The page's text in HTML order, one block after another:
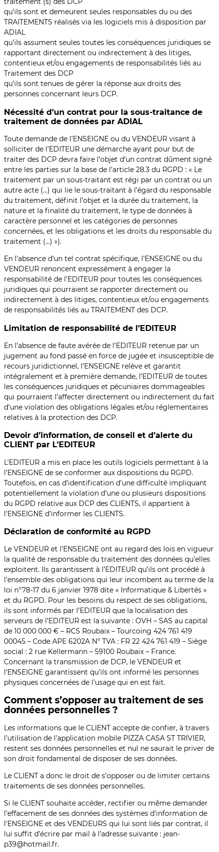
qu’ils sont et demeurent seules responsables du ou des
TRAITEMENTS réalisés via les logiciels mis à disposition par
ADIAL
qu’ils assument seules toutes les conséquences juridiques se
rapportant directement ou indirectement à des litiges,
contentieux et/ou engagements de responsabilités liés au
Traitement des DCP
qu’ils sont tenues de gérer la réponse aux droits des
personnes concernant leurs DCP.
Nécessité d’un contrat pour la sous-traitance de
traitement de données par ADIAL
Toute demande de l’ENSEIGNE ou du VENDEUR visant à
solliciter de l’EDITEUR une démarche ayant pour but de
traiter des DCP devra faire l’objet d’un contrat dûment signé
entre les parties sur la base de l’article 28.3 du RGPD : « Le
traitement par un sous-traitant est régi par un contrat ou un
autre acte (…) qui lie le sous-traitant à l’égard du responsable
du traitement, définit l’objet et la durée du traitement, la
nature et la finalité du traitement, le type de données à
caractère personnel et les catégories de personnes
concernées, et les obligations et les droits du responsable du
traitement (…) »).
En l’absence d’un tel contrat spécifique, l’ENSEIGNE ou du
VENDEUR renoncent expressément à engager la
responsabilité de l’EDITEUR pour toutes les conséquences
juridiques qui pourraient se rapporter directement ou
indirectement à des litiges, contentieux et/ou engagements
de responsabilités liés au TRAITEMENT des DCP.
Limitation de responsabilité de l’EDITEUR
En l’absence de faute avérée de l’EDITEUR retenue par un
jugement au fond passé en force de jugée et insusceptible de
recours juridictionnel, l’ENSEIGNE relève et garantit
intégralement et à première demande, l’EDITEUR de toutes
les conséquences juridiques et pécuniaires dommageables
qui pourraient l’affecter directement ou indirectement du fait
d’une violation des obligations légales et/ou réglementaires
relatives à la protection des DCP.
Devoir d’information, de conseil et d’alerte du
CLIENT par L’EDITEUR
L’EDITEUR a mis en place les outils logiciels permettant à la
l’ENSEIGNE de se conformer aux dispositions du RGPD.
Toutefois, en cas d’identification d’une difficulté impliquant
potentiellement la violation d’une ou plusieurs dispositions
du RGPD relative aux DCP des CLIENTS, il appartient à
l’ENSEIGNE d’informer les CLIENTS.
Déclaration de conformité au RGPD
Le VENDEUR et l’ENSEIGNE ont au regard des lois en vigueur
la qualité de responsable du traitement des données qu’elles
exploitent. Ils garantissent à l’EDITEUR qu’ils ont procédé à
l’ensemble des obligations qui leur incombent au terme de la
loi n°78-17 du 6 janvier 1978 dite « Informatique & Libertés »
et du RGPD. Pour les besoins du respect de ses obligations,
ils sont informés par l’EDITEUR que la localisation des
serveurs de l’EDITEUR est la suivante : OVH – SAS au capital
de 10 000 000 € – RCS Roubaix – Tourcoing 424 761 419
00045 – Code APE 6202A N° TVA : FR 22 424 761 419 – Siège
social : 2 rue Kellermann – 59100 Roubaix – France.
Concernant la transmission de DCP, le VENDEUR et
l’ENSEIGNE garantissent qu’ils ont informé les personnes
physiques concernées de l’usage qui en est fait.
Comment s’opposer au traitement de ses
données personnelles ?
Les informations que le CLIENT accepte de confier, à travers
l’utilisation de l’application mobile PIZZA CASA ST TRIVIER,
restent ses données personnelles et nul ne saurait le priver de
son droit fondamental de disposer de ses données.
Le CLIENT a donc le droit de s’opposer ou de limiter certains
traitements de ses données personnelles.
Si le CLIENT souhaite accéder, rectifier ou même demander
l’effacement de ses données des systèmes d’information de
l’ENSEIGNE et des VENDEURS qui lui sont liés par contrat, il
lui suffit d’écrire par mail à l’adresse suivante : jean-
p39@hotmail.fr.